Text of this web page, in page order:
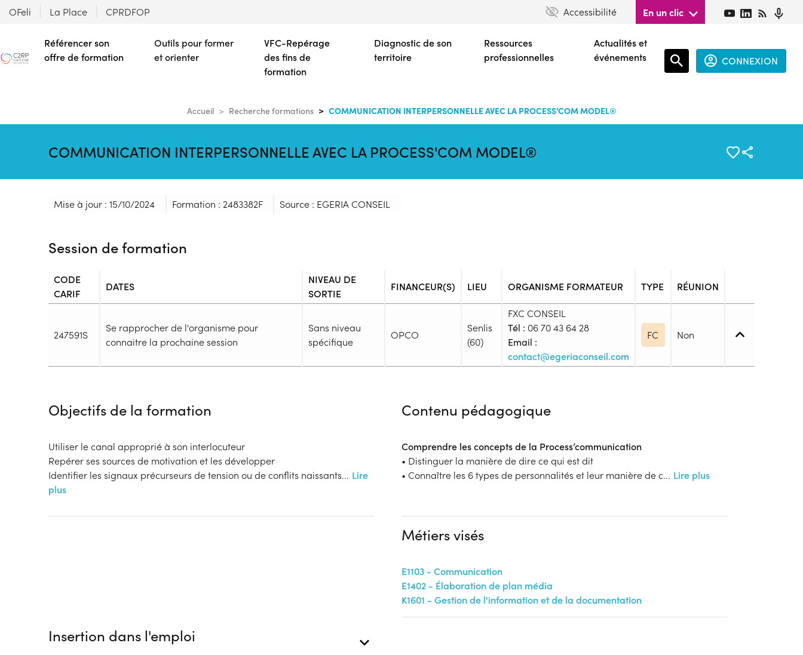
contenu
principal
OFeli La Place CPRDFOP Accessibilité En un clic
Référencer son
offre de formation
Outils pour former
et orienter
VFC-Repérage
des fins de
formation
Diagnostic de son
territoire
Ressources
professionnelles
Actualités et
événements
CONNEXION
Accueil Recherche formations COMMUNICATION INTERPERSONNELLE AVEC LA PROCESS'COM MODEL®
COMMUNICATION INTERPERSONNELLE AVEC LA PROCESS'COM MODEL®
Mise à jour : 15/10/2024 Formation : 2483382F Source : EGERIA CONSEIL
Session de formation
CODE
CARIF
DATES
NIVEAU DE
SORTIE
FINANCEUR(S) LIEU ORGANISME FORMATEUR TYPE RÉUNION
247591S
Se rapprocher de l'organisme pour
connaitre la prochaine session
Sans niveau
spécifique
OPCO
Senlis
(60)
FXC CONSEIL
Tél : 06 70 43 64 28
Email :
contact@egeriaconseil.com
FC Non
Durée en centre :28h
Cours de jour
Type de parcours :
Parcours mixte
Accès handicap :Pas d'accès handicap
Prérequis :
En activité professionnelle, Salarié
En recherche d'emploi, Tout public
Réunions d'informations
Complément d'information
Aucune information
Objectifs de la formation
Utiliser le canal approprié à son interlocuteur
Repérer ses sources de motivation et les développer
Identifier les signaux précurseurs de tension ou de conflits naissants... Lire
plus
Contenu pédagogique
Comprendre les concepts de la Process’communication
• Distinguer la manière de dire ce qui est dit
• Connaître les 6 types de personnalités et leur manière de c... Lire plus
Métiers visés
E1103 - Communication
E1402 - Élaboration de plan média
K1601 - Gestion de l'information et de la documentation
Insertion dans l'emploi